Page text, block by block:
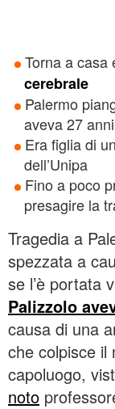
Torna a casa
cerebrale
Palermo
aveva 27 anni
Era figlia di un
dell’Unipa
Fino a poco
presagire la
Tragedia a
spezzata a
se l’è portata
Palizzolo
causa di una
che colpisce il
capoluogo,
noto